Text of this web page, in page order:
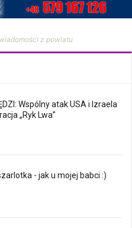
z powiatu
Wspólny atak USA i Izraela
„Ryk Lwa”
- jak u mojej babci :)